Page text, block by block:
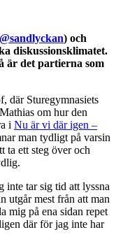
@sandlyckan) och
diskussionsklimatet.
är det partierna som
där Sturegymnasiets
om hur den
i Nu är vi där igen –
man tydligt på varsin
ta ett steg över och
inte tar sig tid att lyssna
utgår mest från att man
mig på ena sidan repet
där för jag inte har